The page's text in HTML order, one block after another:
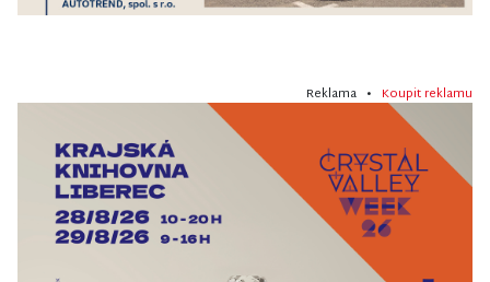
Reklama • Koupit reklamu